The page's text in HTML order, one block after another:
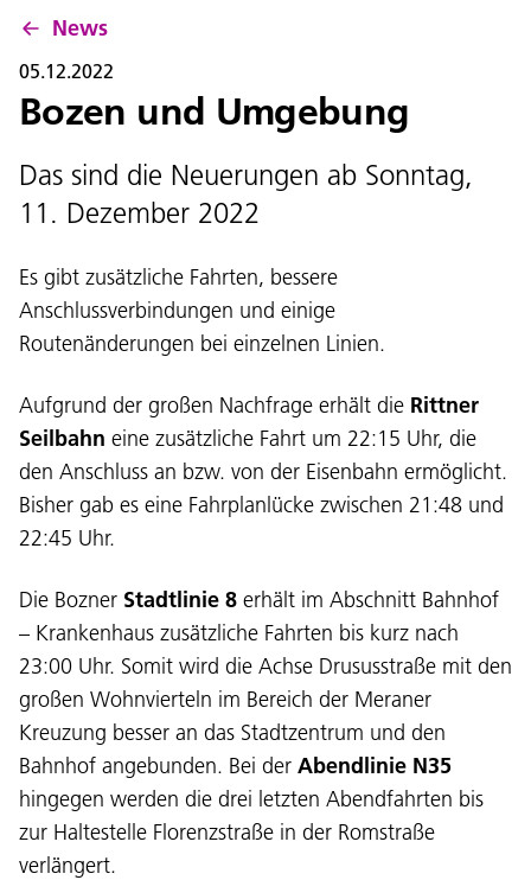
Servisc y cuntat
News
05.12.2022
Bozen und Umgebung
Das sind die Neuerungen ab Sonntag,
11. Dezember 2022
Es gibt zusätzliche Fahrten, bessere
Anschlussverbindungen und einige
Routenänderungen bei einzelnen Linien.
Aufgrund der großen Nachfrage erhält die Rittner
Seilbahn eine zusätzliche Fahrt um 22:15 Uhr, die
den Anschluss an bzw. von der Eisenbahn ermöglicht.
Bisher gab es eine Fahrplanlücke zwischen 21:48 und
22:45 Uhr.
Die Bozner Stadtlinie 8 erhält im Abschnitt Bahnhof
– Krankenhaus zusätzliche Fahrten bis kurz nach
23:00 Uhr. Somit wird die Achse Drususstraße mit den
großen Wohnvierteln im Bereich der Meraner
Kreuzung besser an das Stadtzentrum und den
Bahnhof angebunden. Bei der Abendlinie N35
hingegen werden die drei letzten Abendfahrten bis
zur Haltestelle Florenzstraße in der Romstraße
verlängert.